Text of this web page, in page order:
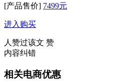
[产品售价] 7499元
进入购买
人赞过该文 赞
内容纠错
相关电商优惠